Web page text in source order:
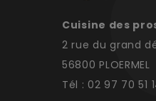
Cuisine des
2 rue du grand
56800 PLOERMEL
Tél : 02 97 70 51